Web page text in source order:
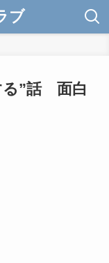
ブ
る”話 面白